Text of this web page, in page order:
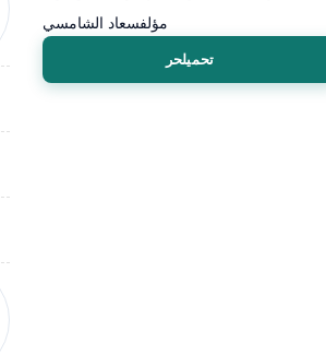
مؤلفسعاد الشامسي
تحميلحر